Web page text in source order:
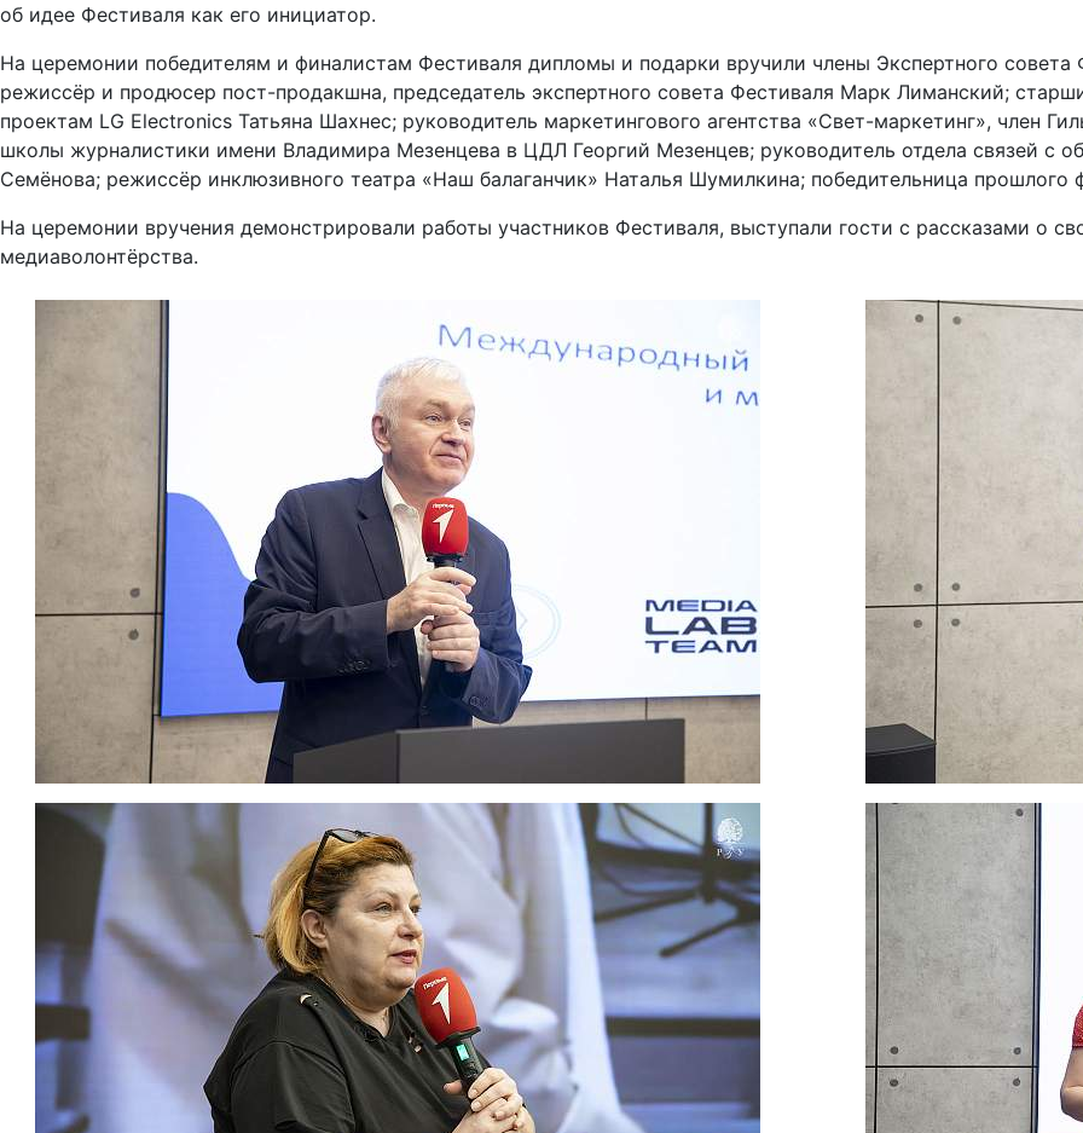
об идее Фестиваля как его инициатор.
На церемонии победителям и финалистам Фестиваля дипломы и подарки вручили члены Экспертного
режиссёр и продюсер пост-продакшна, председатель экспертного совета Фестиваля Марк Лиманский;
проектам LG Electronics Татьяна Шахнес; руководитель маркетингового агентства «Свет-маркетинг», член
школы журналистики имени Владимира Мезенцева в ЦДЛ Георгий Мезенцев; руководитель отдела связей с
Семёнова; режиссёр инклюзивного театра «Наш балаганчик» Наталья Шумилкина; победительница прошлого
На церемонии вручения демонстрировали работы участников Фестиваля, выступали гости с рассказами о
медиаволонтёрства.